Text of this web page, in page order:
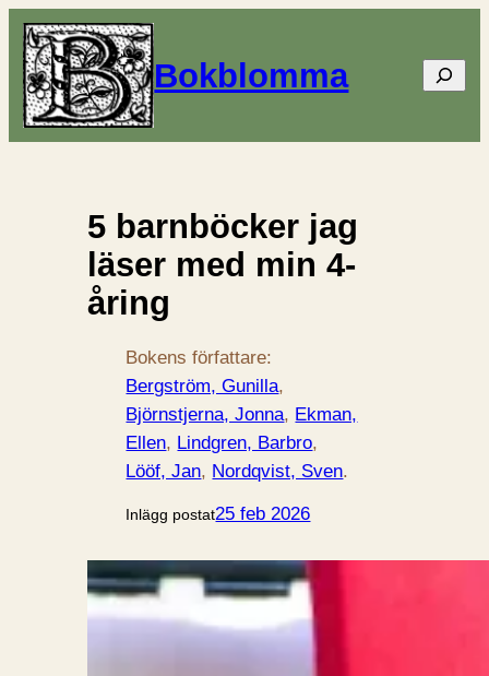
Bokblomma Sök
5 barnböcker jag
läser med min 4-
åring
Bokens författare:
Bergström, Gunilla
Björnstjerna, Jonna, Ekman,
Ellen, Lindgren, Barbro
Lööf, Jan, Nordqvist, Sven.
Inlägg postat25 feb 2026